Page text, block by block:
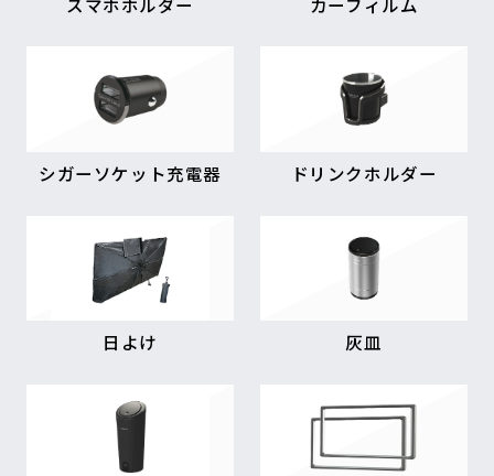
スマホホルダー カーフィルム
シガーソケット充電器 ドリンクホルダー
日よけ 灰皿